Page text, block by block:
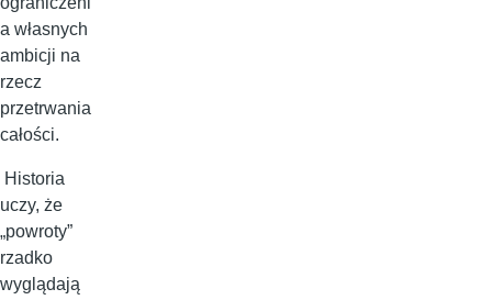
a własnych
ambicji na
rzecz
przetrwania
całości.
Historia
uczy, że
„powroty”
rzadko
wyglądają